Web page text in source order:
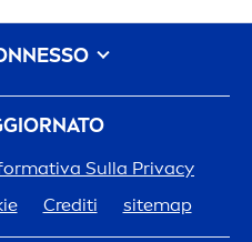
Sulla Privacy
Crediti sitemap